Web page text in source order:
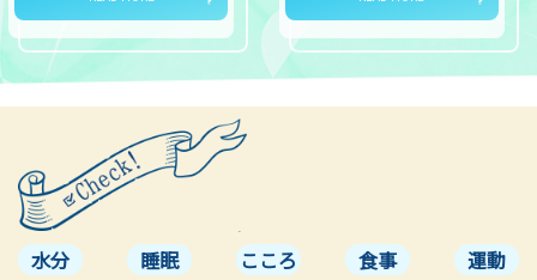
水分 睡眠 こころ 食事 運動